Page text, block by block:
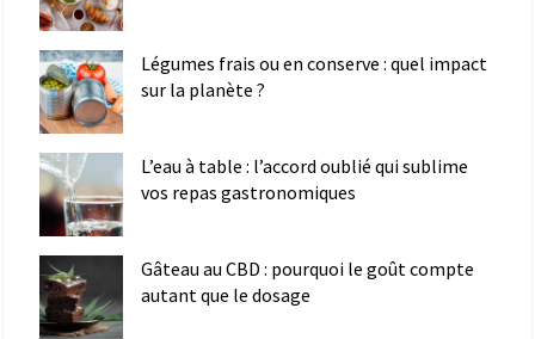
Légumes frais ou en conserve : quel impact
sur la planète ?
L’eau à table : l’accord oublié qui sublime
vos repas gastronomiques
Gâteau au CBD : pourquoi le goût compte
autant que le dosage